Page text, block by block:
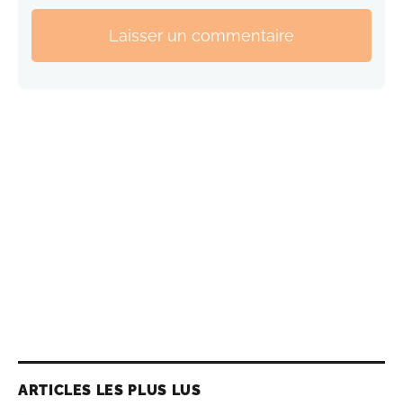
Laisser un commentaire
ARTICLES LES PLUS LUS